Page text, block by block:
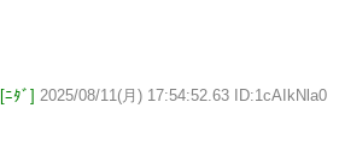
ﾆﾀﾞ] 2025/08/11(月) 17:54:52.63 ID:1cAIkNla0